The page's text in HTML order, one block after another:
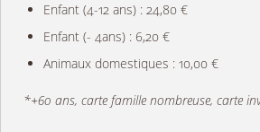
Enfant (4-12 ans) : 24,80 €
Enfant (- 4ans) : 6,20 €
Animaux domestiques : 10,00 €
*+60 ans, carte famille nombreuse, carte